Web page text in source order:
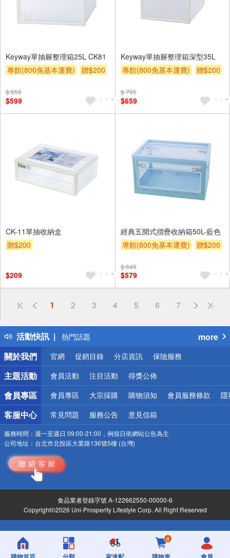
Keyway單抽屜整理箱25L CK81
專館(800免基本運費)
贈$200
$ 659
$599
Keyway單抽屜整理箱深型35L
專館(800免基本運費)
贈$200
$ 765
$659
CK-11單抽收納盒
贈$200
$209
經典五開式摺疊收納箱50L-藍色
專館(800免基本運費)
贈$200
$ 649
$579
1 2 3 4 5 6 7
活動快訊
偏遠地區配送
得獎公告
熱門話題
銀行優惠
偏遠地區配送
詐騙網頁！請小心！
more
關於我們
官網 促銷目錄 分店資訊 保險服務
主題活動 會員活動 注目活動 得獎公佈
會員專區 會員專區 大宗採購 購物須知 會員服務條款 隱
客服中心 常見問題 服務公告 意見信箱
服務時間： 週一至週日 09:00-21:00，例假日依網站公告為主
公司地址： 台北市北投區大業路136號5樓 (台灣)
食品業者登錄字號 A-122662550-00000-6
Copyright©2026 Uni-Prosperity Lifestyle Corp. All Right Reserved
0